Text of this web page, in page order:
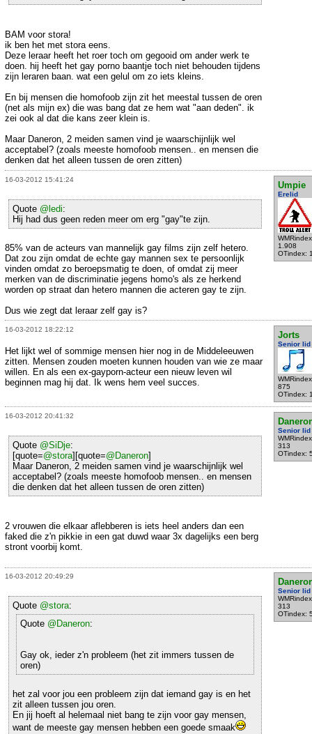
BAM voor stora!
ik ben het met stora eens.
Deze leraar heeft het roer toch om gegooid om ander werk te
doen. hij heeft het gay porno baantje toch niet behouden tijdens
zijn leraren baan. wat een gelul om zo iets kleins.
En bij mensen die homofoob zijn zit het meestal tussen de oren
(net als mijn ex) die was bang dat ze hem wat "aan deden". ik
zei ook al dat die kans zeer klein is.
Maar Daneron, 2 meiden samen vind je waarschijnlijk wel
acceptabel? (zoals meeste homofoob mensen.. en mensen die
denken dat het alleen tussen de oren zitten)
16-03-2012 15:41:24
Umpie
Erelid
1.908
OTindex:
Quote @ledi:
Hij had dus geen reden meer om erg "gay"te zijn.
85% van de acteurs van mannelijk gay films zijn zelf hetero.
Dat zou zijn omdat de echte gay mannen sex te persoonlijk
vinden omdat zo beroepsmatig te doen, of omdat zij meer
merken van de discriminatie jegens homo's als ze herkend
worden op straat dan hetero mannen die acteren gay te zijn.
Dus wie zegt dat leraar zelf gay is?
16-03-2012 18:22:12
Jorts
Senior lid
875
OTindex:
Het lijkt wel of sommige mensen hier nog in de Middeleeuwen
zitten. Mensen zouden moeten kunnen houden van wie ze maar
willen. En als een ex-gayporn-acteur een nieuw leven wil
beginnen mag hij dat. Ik wens hem veel succes.
16-03-2012 20:41:32
Senior lid
313
OTindex:
Quote @SiDje:
[quote=@stora][quote=@Daneron]
Maar Daneron, 2 meiden samen vind je waarschijnlijk wel
acceptabel? (zoals meeste homofoob mensen.. en mensen
die denken dat het alleen tussen de oren zitten)
2 vrouwen die elkaar aflebberen is iets heel anders dan een
faked die z'n pikkie in een gat duwd waar 3x dagelijks een berg
stront voorbij komt.
16-03-2012 20:49:29
Senior lid
313
OTindex:
Quote @stora:
Quote @Daneron:
Gay ok, ieder z'n probleem (het zit immers tussen de
oren)
het zal voor jou een probleem zijn dat iemand gay is en het
zit alleen tussen jou oren.
En jij hoeft al helemaal niet bang te zijn voor gay mensen,
want de meeste gay mensen hebben een goede smaak